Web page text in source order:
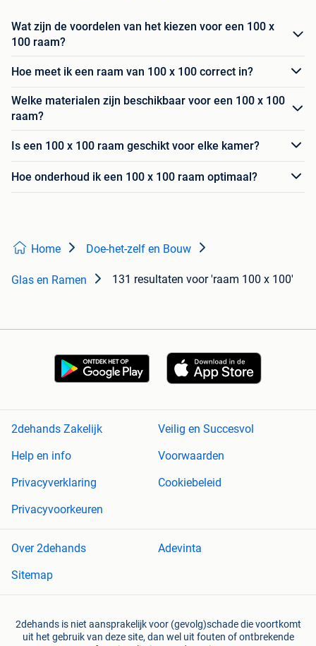
Wat zijn de voordelen van het kiezen voor een 100 x
100 raam?
Hoe meet ik een raam van 100 x 100 correct in?
Welke materialen zijn beschikbaar voor een 100 x 100
raam?
Is een 100 x 100 raam geschikt voor elke kamer?
Hoe onderhoud ik een 100 x 100 raam optimaal?
Home Doe-het-zelf en Bouw
Glas en Ramen 131 resultaten voor 'raam 100 x 100'
2dehands Zakelijk
Veilig en Succesvol
Help en info
Voorwaarden
Privacyverklaring
Cookiebeleid
Privacyvoorkeuren
Over 2dehands
Adevinta
Sitemap
2dehands is niet aansprakelijk voor (gevolg)schade die voortkomt
uit het gebruik van deze site, dan wel uit fouten of ontbrekende